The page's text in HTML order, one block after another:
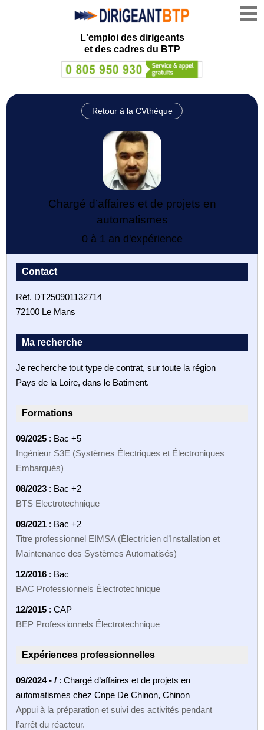
L'emploi des dirigeants
et des cadres du BTP
Retour à la CVthèque
Chargé d’affaires et de projets en
automatismes
0 à 1 an d'expérience
Contact
Réf. DT250901132714
72100 Le Mans
Ma recherche
Je recherche tout type de contrat, sur toute la région
Pays de la Loire, dans le Batiment.
Formations
09/2025 : Bac +5
Ingénieur S3E (Systèmes Électriques et Électroniques
Embarqués)
08/2023 : Bac +2
BTS Electrotechnique
09/2021 : Bac +2
Titre professionnel EIMSA (Électricien d’Installation et
Maintenance des Systèmes Automatisés)
12/2016 : Bac
BAC Professionnels Électrotechnique
12/2015 : CAP
BEP Professionnels Électrotechnique
Expériences professionnelles
09/2024 - / : Chargé d’affaires et de projets en
automatismes chez Cnpe De Chinon, Chinon
Appui à la préparation et suivi des activités pendant
l’arrêt du réacteur.